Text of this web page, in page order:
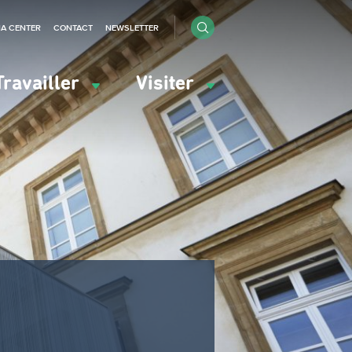
Visiter
CENTER CONTACT NEWSLETTER